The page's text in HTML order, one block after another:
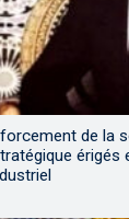
de la
érigés